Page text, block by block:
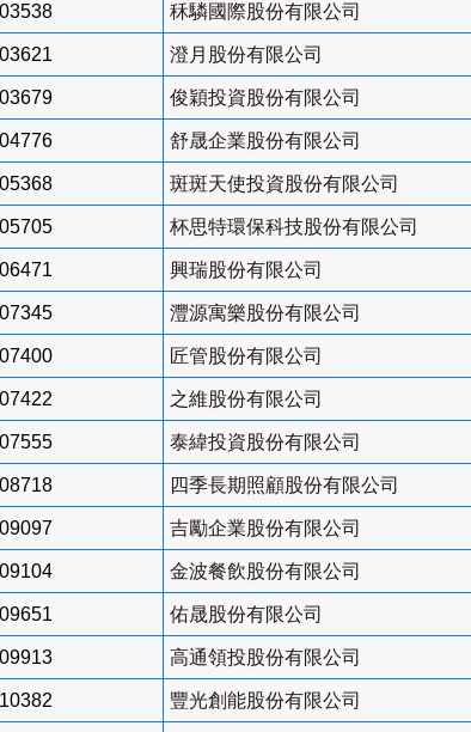
秝驎國際股份有限公司
澄月股份有限公司
俊穎投資股份有限公司
舒晟企業股份有限公司
斑斑天使投資股份有限公司
杯思特環保科技股份有限公司
興瑞股份有限公司
灃源寓樂股份有限公司
匠管股份有限公司
之維股份有限公司
泰緯投資股份有限公司
四季長期照顧股份有限公司
吉勵企業股份有限公司
金波餐飲股份有限公司
佑晟股份有限公司
高通領投股份有限公司
豐光創能股份有限公司